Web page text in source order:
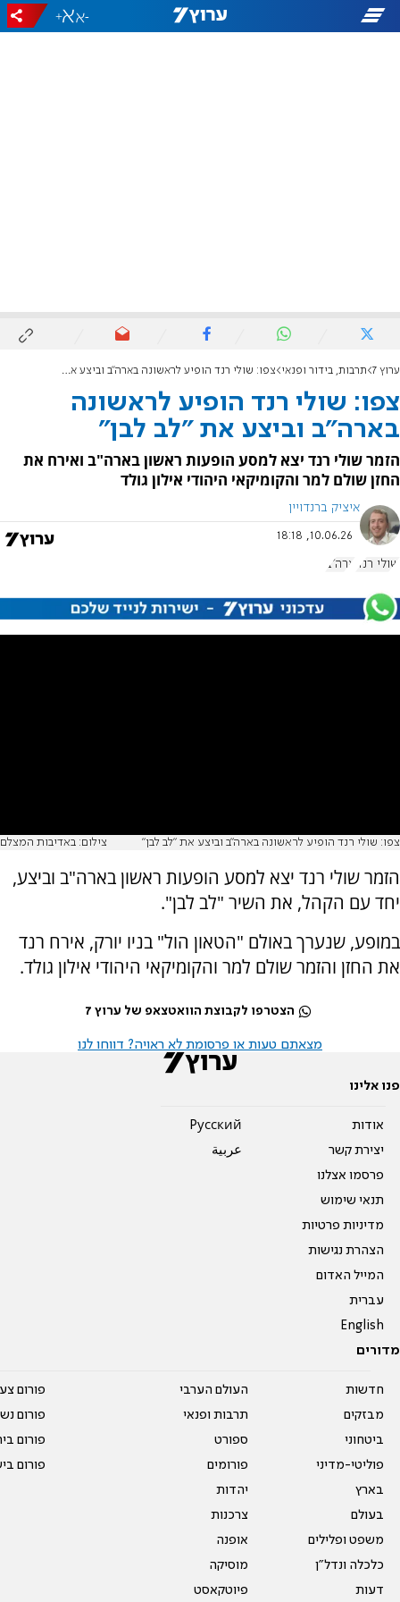
-
+
ערוץ 7 תרבות, בידור ופנאי צפו: שולי רנד הופיע לראשונה בארה"ב וביצע את "לב לבן"
צפו: שולי רנד הופיע לראשונה
בארה"ב וביצע את "לב לבן"
הזמר שולי רנד יצא למסע הופעות ראשון בארה"ב ואירח את
החזן שולם למר והקומיקאי היהודי אילון גולד
איציק ברנדויין
10.06.26, 18:18
שולי רנד ארה"ב
צפו: שולי רנד הופיע לראשונה בארה״ב וביצע את ״לב לבן״ צילום: באדיבות המצלם
הזמר שולי רנד יצא למסע הופעות ראשון בארה"ב וביצע,
יחד עם הקהל, את השיר "לב לבן".
במופע, שנערך באולם "הטאון הול" בניו יורק, אירח רנד
את החזן והזמר שולם למר והקומיקאי היהודי אילון גולד.
הצטרפו לקבוצת הוואטצאפ של ערוץ 7
מצאתם טעות או פרסומת לא ראויה? דווחו לנו
פנו אלינו
אודות
יצירת קשר
פרסמו אצלנו
תנאי שימוש
מדיניות פרטיות
הצהרת נגישות
המייל האדום
עברית
English
Pусский
عربية
מדורים
חדשות
מבזקים
ביטחוני
פוליטי-מדיני
בארץ
בעולם
משפט ופלילים
כלכלה ונדל"ן
דעות
העולם הערבי
תרבות ופנאי
ספורט
פורומים
יהדות
צרכנות
אופנה
מוסיקה
פיוטקאסט
פורום
פורום
פורום
פורום